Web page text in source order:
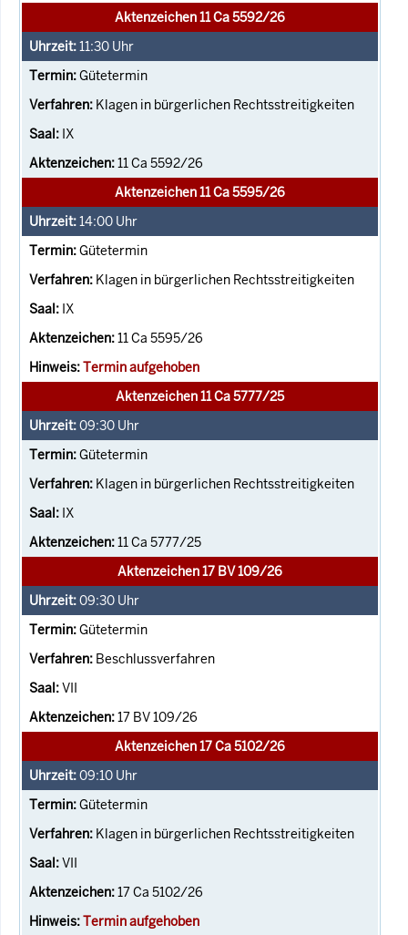
Aktenzeichen 11 Ca 5592/26
11:30 Uhr
Gütetermin
Klagen in bürgerlichen Rechtsstreitigkeiten
IX
11 Ca 5592/26
Aktenzeichen 11 Ca 5595/26
14:00 Uhr
Gütetermin
Klagen in bürgerlichen Rechtsstreitigkeiten
IX
11 Ca 5595/26
Termin aufgehoben
Aktenzeichen 11 Ca 5777/25
09:30 Uhr
Gütetermin
Klagen in bürgerlichen Rechtsstreitigkeiten
IX
11 Ca 5777/25
Aktenzeichen 17 BV 109/26
09:30 Uhr
Gütetermin
Beschlussverfahren
VII
17 BV 109/26
Aktenzeichen 17 Ca 5102/26
09:10 Uhr
Gütetermin
Klagen in bürgerlichen Rechtsstreitigkeiten
VII
17 Ca 5102/26
Termin aufgehoben